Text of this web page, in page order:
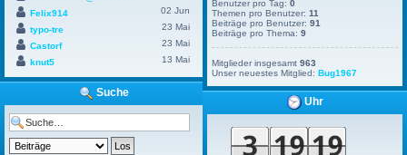
Felix914
02 Jun
typo-tre
23 Mai
Castorf
23 Mai
knut5
13 Mai
Suche
Benutzer pro Tag:0
Themen pro Benutzer:11
Beiträge pro Benutzer:91
Beiträge pro Thema:9
Mitglieder insgesamt963
Unser neuestes Mitglied:Bug1967
Uhr